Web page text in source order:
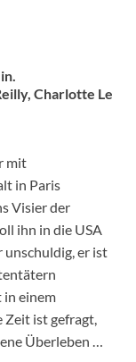
Charlotte Le
mit
in Paris
Visier der
ihn in die USA
er ist
in einem
Zeit ist gefragt,
Überleben …